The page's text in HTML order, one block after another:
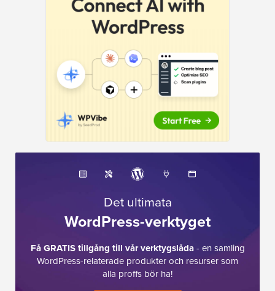
Det ultimata
WordPress-verktyget
Få GRATIS tillgång till vår verktygslåda- en samling
WordPress-relaterade produkter och resurser som
alla proffs bör ha!